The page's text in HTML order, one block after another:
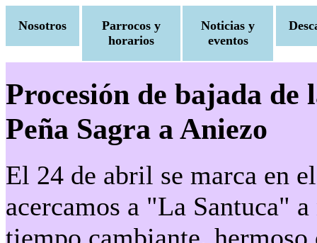
Nosotros
Parrocos y
horarios
Noticias y
eventos
Procesión de bajada de
Peña Sagra a Aniezo
El 24 de abril se marca en
acercamos a "La Santuca"